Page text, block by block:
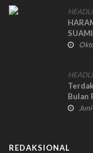
Bulan
REDAKSIONAL